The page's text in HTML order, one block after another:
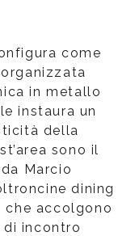
come
in metallo
instaura un
della
sono il
Marcio
dining
che accolgono
incontro